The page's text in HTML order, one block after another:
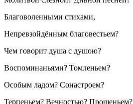
Благоволенными стихами,
Непревзойдённым благовестьем?
Чем говорит душа с душою?
Воспоминаньями? Томленьем?
Особым ладом? Сонастроем?
Терпеньем? Вечностью? Прощеньем?